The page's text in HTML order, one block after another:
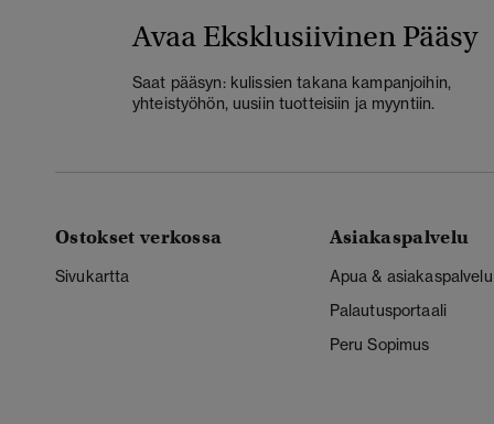
Avaa Eksklusiivinen Pääsy
Saat pääsyn: kulissien takana kampanjoihin,
yhteistyöhön, uusiin tuotteisiin ja myyntiin.
Ostokset verkossa
Sivukartta
Asiakaspalvelu
Apua & asiakaspalvelu
Palautusportaali
Peru Sopimus